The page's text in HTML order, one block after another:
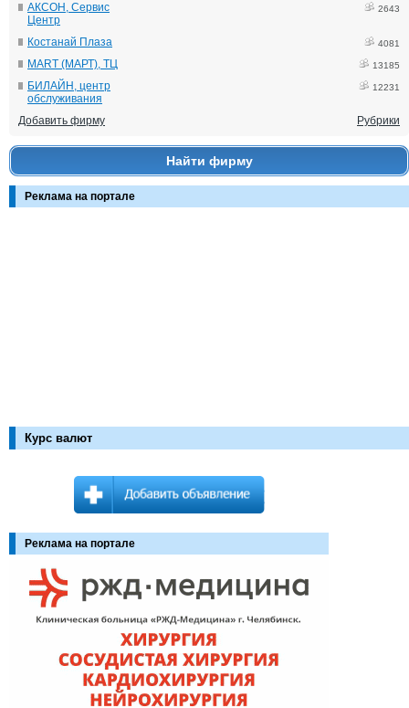
АКСОН, Сервис
Центр
2643
Костанай Плаза 4081
MART (МАРТ), ТЦ 13185
БИЛАЙН, центр
обслуживания
12231
Добавить фирму Рубрики
Найти фирму
Реклама на портале
Курс валют
Реклама на портале